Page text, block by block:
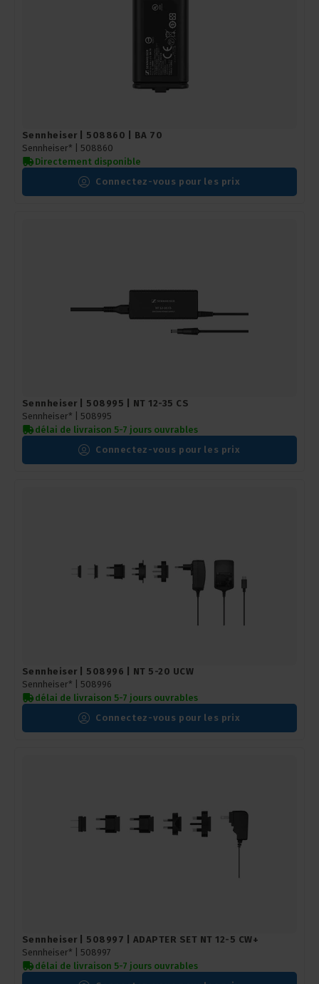
Sennheiser | 508860 | BA 70
Sennheiser* | 508860
Directement disponible
Connectez-vous pour les prix
Sennheiser | 508995 | NT 12-35 CS
Sennheiser* | 508995
délai de livraison 5-7 jours ouvrables
Connectez-vous pour les prix
Sennheiser | 508996 | NT 5-20 UCW
Sennheiser* | 508996
délai de livraison 5-7 jours ouvrables
Connectez-vous pour les prix
Sennheiser | 508997 | ADAPTER SET NT 12-5 CW+
Sennheiser* | 508997
délai de livraison 5-7 jours ouvrables